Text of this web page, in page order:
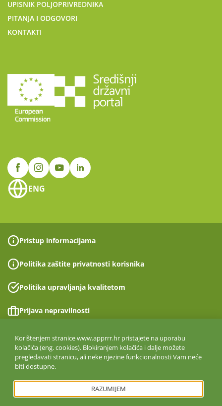
UPISNIK POLJOPRIVREDNIKA
PITANJA I ODGOVORI
KONTAKTI
ENG
Pristup informacijama
Politika zaštite privatnosti korisnika
Politika upravljanja kvalitetom
Prijava nepravilnosti
Izjava o pristupačnosti
Politika informacijske sigurnosti
ISO 27001:2022
Korištenjem stranice www.apprrr.hr pristajete na uporabu
kolačića (eng. cookies). Blokiranjem kolačića i dalje možete
pregledavati stranicu, ali neke njezine funkcionalnosti Vam neće
biti dostupne.
RAZUMIJEM